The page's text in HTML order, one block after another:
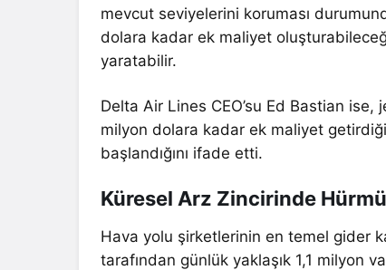
mevcut seviyelerini koruması
dolara kadar ek maliyet
yaratabilir.
Delta Air Lines CEO’su Ed Bastian ise,
milyon dolara kadar ek maliyet
başlandığını ifade etti.
Küresel Arz Zincirinde
Hava yolu şirketlerinin en temel gider
tarafından günlük yaklaşık 1,1 milyon